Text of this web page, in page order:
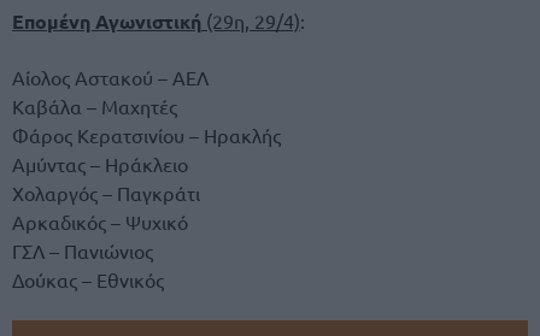
Επομένη Αγωνιστική (29η, 29/4):
Αίολος Αστακού – ΑΕΛ
Καβάλα – Μαχητές
Φάρος Κερατσινίου – Ηρακλής
Αμύντας – Ηράκλειο
Χολαργός – Παγκράτι
Αρκαδικός – Ψυχικό
ΓΣΛ – Πανιώνιος
Δούκας – Εθνικός